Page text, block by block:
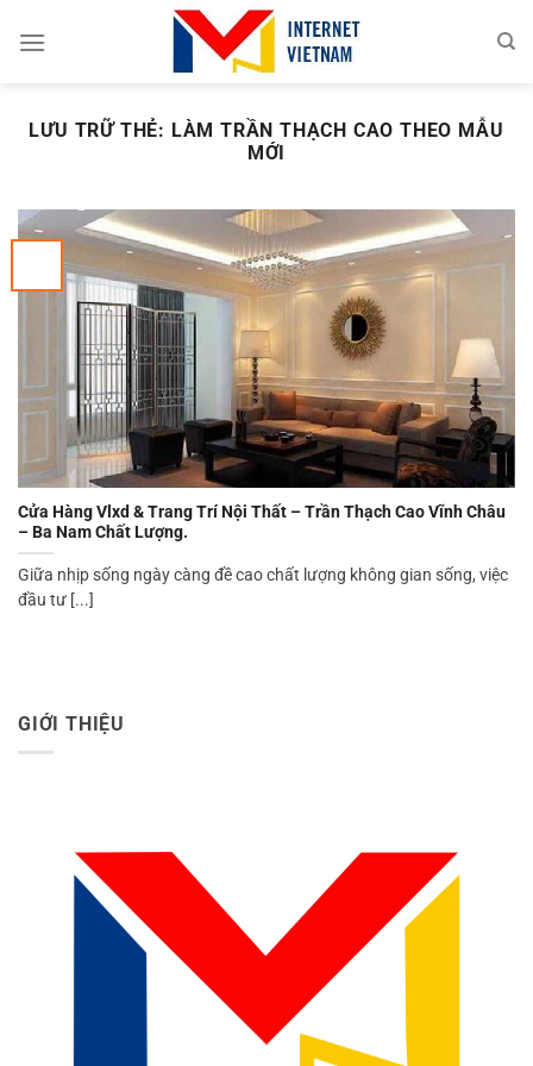
đến
LƯU TRỮ THẺ: LÀM TRẦN THẠCH CAO THEO MẪU
MỚI
Cửa Hàng Vlxd & Trang Trí Nội Thất – Trần Thạch Cao Vĩnh Châu
– Ba Nam Chất Lượng.
Giữa nhịp sống ngày càng đề cao chất lượng không gian sống, việc
đầu tư [...]
GIỚI THIỆU